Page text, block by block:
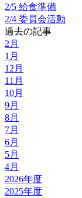
2/5 給食準備
2/4 委員会活動
過去の記事
2月
1月
12月
11月
10月
9月
8月
7月
6月
5月
4月
2026年度
2025年度